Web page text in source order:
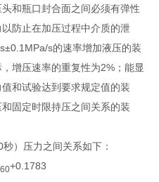
和瓶口封合面之间必须有弹性
防止在加压过程中介质的泄
s的速率增加液压的装
增压速率的重复性为2%；能显
和试验达到要求规定值的装
固定时限持压之间关系的装
）压力之间关系如下：
60+0.1783